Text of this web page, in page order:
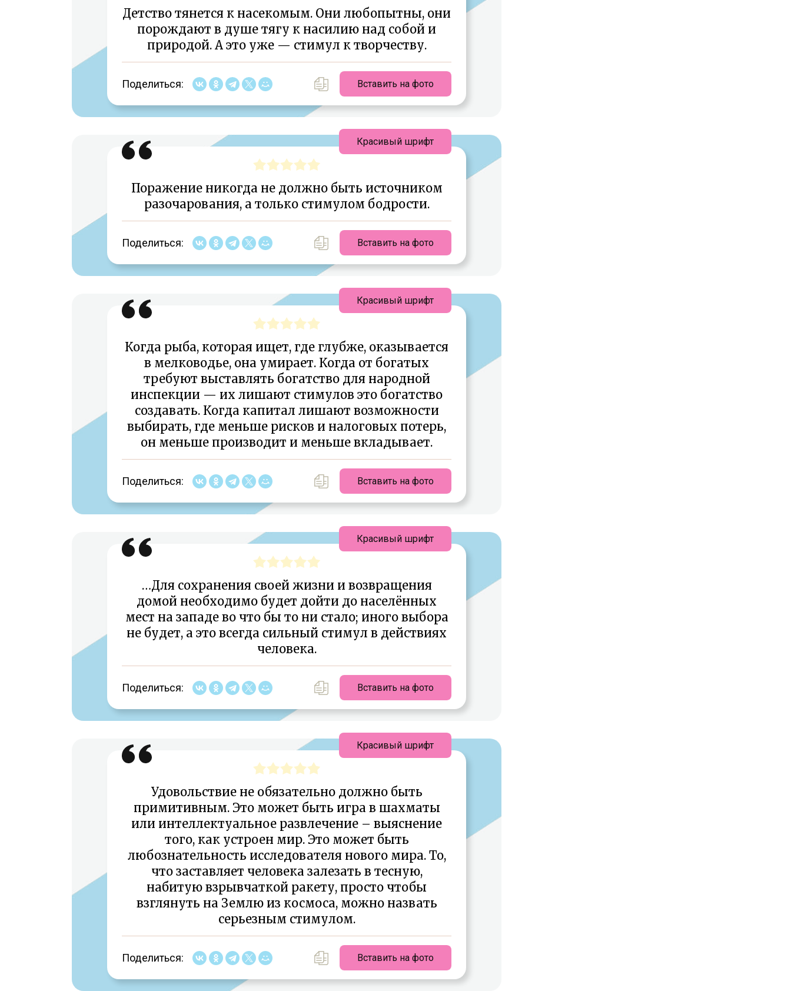
Детство тянется к насекомым. Они любопытны, они
порождают в душе тягу к насилию над собой и
природой. А это уже — стимул к творчеству.
Поделиться: Вставить на фото
Поражение никогда не должно быть источником
разочарования, а только стимулом бодрости.
Поделиться: Вставить на фото
Красивый шрифт
Когда рыба, которая ищет, где глубже, оказывается
в мелководье, она умирает. Когда от богатых
требуют выставлять богатство для народной
инспекции — их лишают стимулов это богатство
создавать. Когда капитал лишают возможности
выбирать, где меньше рисков и налоговых потерь,
он меньше производит и меньше вкладывает.
Поделиться: Вставить на фото
Красивый шрифт
…Для сохранения своей жизни и возвращения
домой необходимо будет дойти до населённых
мест на западе во что бы то ни стало; иного выбора
не будет, а это всегда сильный стимул в действиях
человека.
Поделиться: Вставить на фото
Красивый шрифт
Удовольствие не обязательно должно быть
примитивным. Это может быть игра в шахматы
или интеллектуальное развлечение – выяснение
того, как устроен мир. Это может быть
любознательность исследователя нового мира. То,
что заставляет человека залезать в тесную,
набитую взрывчаткой ракету, просто чтобы
взглянуть на Землю из космоса, можно назвать
серьезным стимулом.
Поделиться: Вставить на фото
Красивый шрифт